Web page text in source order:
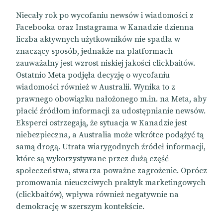
Niecały rok po wycofaniu newsów i wiadomości z
Facebooka oraz Instagrama w Kanadzie dzienna
liczba aktywnych użytkowników nie spadła w
znaczący sposób, jednakże na platformach
zauważalny jest wzrost niskiej jakości clickbaitów.
Ostatnio Meta podjęła decyzję o wycofaniu
wiadomości również w Australii. Wynika to z
prawnego obowiązku nałożonego m.in. na Meta, aby
płacić źródłom informacji za udostępnianie newsów.
Eksperci ostrzegają, że sytuacja w Kanadzie jest
niebezpieczna, a Australia może wkrótce podążyć tą
samą drogą. Utrata wiarygodnych źródeł informacji,
które są wykorzystywane przez dużą część
społeczeństwa, stwarza poważne zagrożenie. Oprócz
promowania nieuczciwych praktyk marketingowych
(clickbaitów), wpływa również negatywnie na
demokrację w szerszym kontekście.